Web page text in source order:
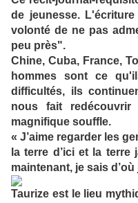
de jeunesse.
volonté de ne pas
peu près".
Chine, Cuba, France,
hommes sont ce
difficultés, ils
nous fait redécouvrir
magnifique souffle.
« J’aime regarder les
la terre d’ici et la
maintenant, je sais
Taurize est le lieu